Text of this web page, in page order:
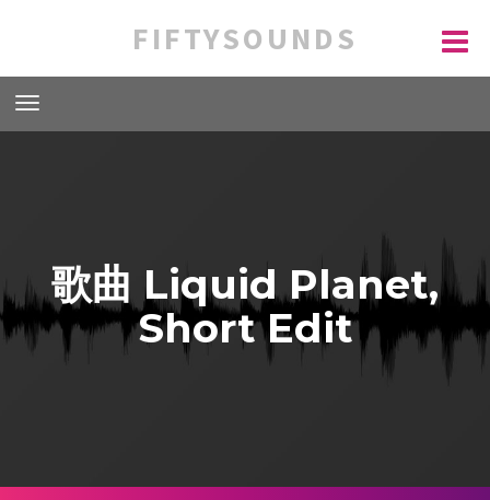
FIFTYSOUNDS
歌曲 Liquid Planet,
Short Edit